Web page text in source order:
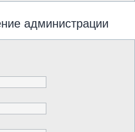
администрации